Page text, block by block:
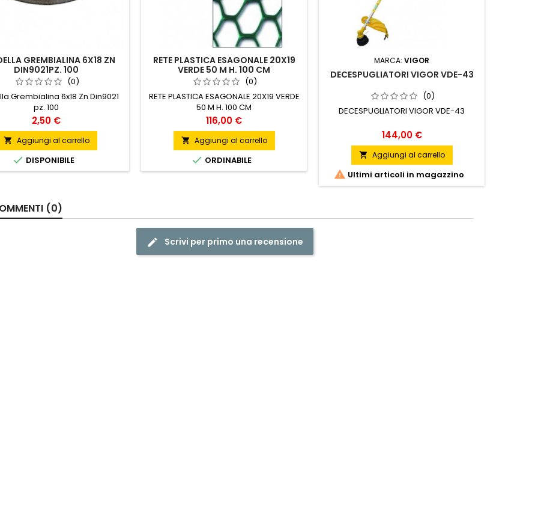
GREMBIALINA 6X18 ZN
DIN9021PZ. 100
(0)
Grembialina 6x18 Zn Din9021
pz. 100
Prezzo
2,50 €
 Aggiungi al carrello
 DISPONIBILE
RETE PLASTICA ESAGONALE 20X19
VERDE 50 M H. 100 CM
(0)
RETE PLASTICA ESAGONALE 20X19 VERDE
50 M H. 100 CM
Prezzo
116,00 €
 Aggiungi al carrello
 ORDINABILE
MARCA: VIGOR
DECESPUGLIATORI VIGOR VDE-43
(0)
DECESPUGLIATORI VIGOR VDE-43
Prezzo
144,00 €
 Aggiungi al carrello
 Ultimi articoli in magazzino
(0)
Scrivi per primo una recensione